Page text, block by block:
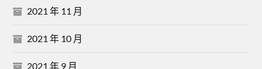
2021 年 11 月
2021 年 10 月
2021 年 9 月